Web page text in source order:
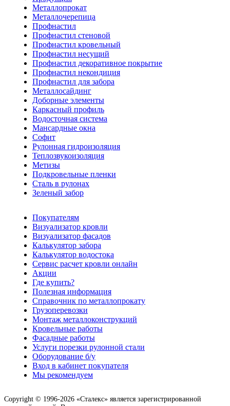
Металлопрокат
Металлочерепица
Профнастил
Профнастил стеновой
Профнастил кровельный
Профнастил несущий
Профнастил декоративное покрытие
Профнастил некондиция
Профнастил для забора
Металлосайдинг
Доборные элементы
Каркасный профиль
Водосточная система
Мансардные окна
Софит
Рулонная гидроизоляция
Теплозвукоизоляция
Метизы
Подкровельные пленки
Сталь в рулонах
Зеленый забор
Покупателям
Визуализатор кровли
Визуализатор фасадов
Калькулятор забора
Калькулятор водостока
Сервис расчет кровли онлайн
Акции
Где купить?
Полезная информация
Справочник по металлопрокату
Грузоперевозки
Монтаж металлоконструкций
Кровельные работы
Фасадные работы
Услуги порезки рулонной стали
Оборудование б/у
Вход в кабинет покупателя
Мы рекомендуем
Copyright © 1996-2026 «Сталекс» является зарегистрированной